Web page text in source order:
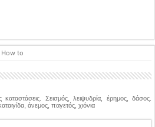
How to
Σεισμός, λειψυδρία, έρημος, δάσος.
άνεμος, παγετός, χιόνια